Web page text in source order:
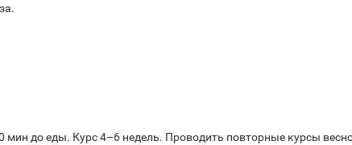
мин до еды. Курс 4–6 недель. Проводить повторные курсы